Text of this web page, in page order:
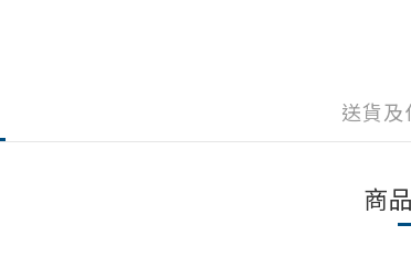
送貨及
商